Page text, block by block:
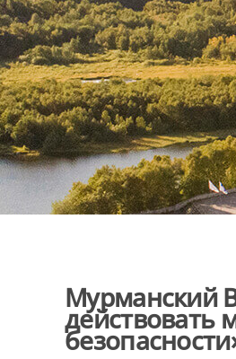
Мурманский
действовать